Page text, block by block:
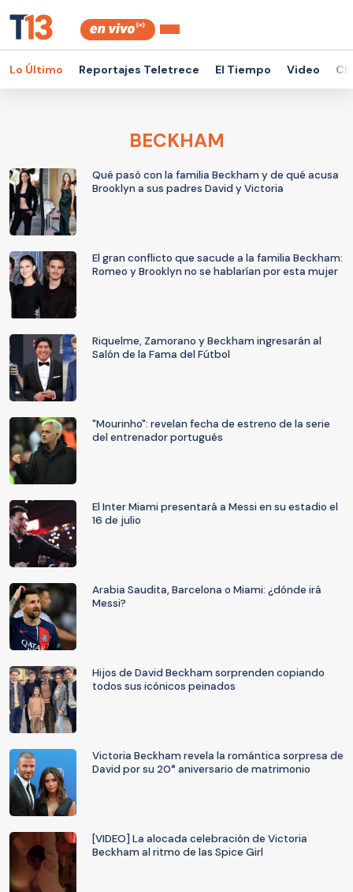
Lo Último Reportajes Teletrece El Tiempo Video
BECKHAM
Qué pasó con la familia Beckham y de qué acusa
Brooklyn a sus padres David y Victoria
El gran conflicto que sacude a la familia Beckham:
Romeo y Brooklyn no se hablarían por esta mujer
Riquelme, Zamorano y Beckham ingresarán al
Salón de la Fama del Fútbol
"Mourinho": revelan fecha de estreno de la serie
del entrenador portugués
El Inter Miami presentará a Messi en su estadio el
16 de julio
Arabia Saudita, Barcelona o Miami: ¿dónde irá
Messi?
Hijos de David Beckham sorprenden copiando
todos sus icónicos peinados
Victoria Beckham revela la romántica sorpresa de
David por su 20° aniversario de matrimonio
[VIDEO] La alocada celebración de Victoria
Beckham al ritmo de las Spice Girl